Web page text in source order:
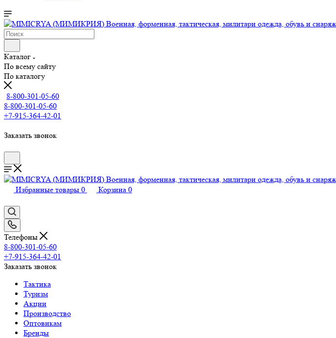
Каталог
По всему сайту
По каталогу
8-800-301-05-60
8-800-301-05-60
+7-915-364-42-01
Заказать звонок
Избранные товары 0 Корзина 0
Телефоны
8-800-301-05-60
+7-915-364-42-01
Заказать звонок
Тактика
Туризм
Акции
Производство
Оптовикам
Бренды